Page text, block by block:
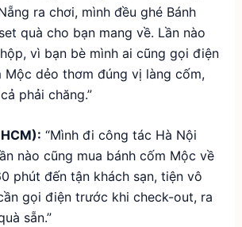
ra chơi, mình đều ghé Bánh
quà cho bạn mang về. Lần nào
vì bạn bè mình ai cũng gọi điện
Mộc dẻo thơm đúng vị làng cốm,
phải chăng.”
“Mình đi công tác Hà Nội
nào cũng mua bánh cốm Mộc về
phút đến tận khách sạn, tiện vô
gọi điện trước khi check-out, ra
sẵn.”